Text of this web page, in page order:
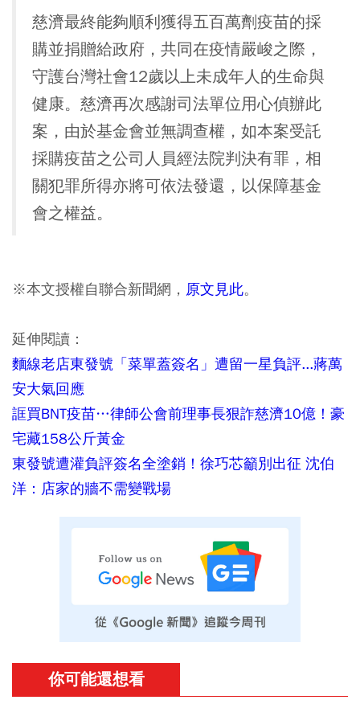
慈濟最終能夠順利獲得五百萬劑疫苗的採
購並捐贈給政府，共同在疫情嚴峻之際，
守護台灣社會12歲以上未成年人的生命與
健康。慈濟再次感謝司法單位用心偵辦此
案，由於基金會並無調查權，如本案受託
採購疫苗之公司人員經法院判決有罪，相
關犯罪所得亦將可依法發還，以保障基金
會之權益。
※本文授權自聯合新聞網， 原文見此。
延伸閱讀：
麵線老店東發號「菜單蓋簽名」遭留一星負評...蔣萬
安大氣回應
誆買BNT疫苗…律師公會前理事長狠詐慈濟10億！豪
宅藏158公斤黃金
東發號遭灌負評簽名全塗銷！徐巧芯籲別出征 沈伯
洋：店家的牆不需變戰場